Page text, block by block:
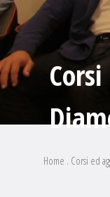
Home . Corsi ed